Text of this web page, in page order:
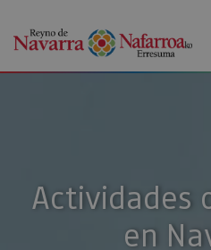
Actividades
en